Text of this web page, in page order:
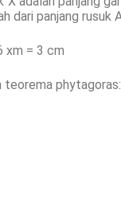
dari panjang rusuk
xm = 3 cm
teorema phytagoras: